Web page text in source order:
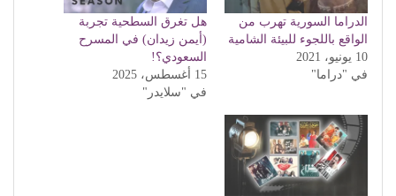
الدراما السورية تهرب من
الواقع باللجوء للبيئة الشامية
10 يونيو، 2021
في "دراما"
هل تغرق السطحية تجربة
(أيمن زيدان) في المسرح
السعودي؟!
15 أغسطس، 2025
في "سلايدر"